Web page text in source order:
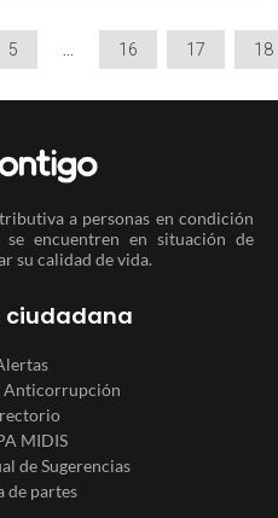
5 16 17 18
a personas en condición
encuentren en situación de
su calidad de vida.
ciudadana
Anticorrupción
MIDIS
de Sugerencias
de partes